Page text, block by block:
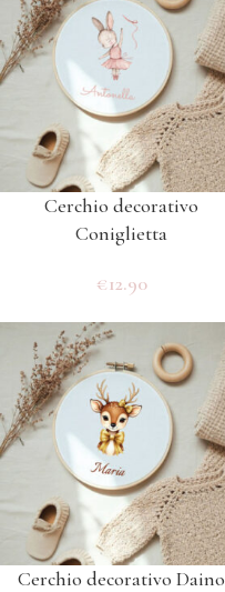
Cerchio decorativo
Coniglietta
€12.90
Cerchio decorativo Daino